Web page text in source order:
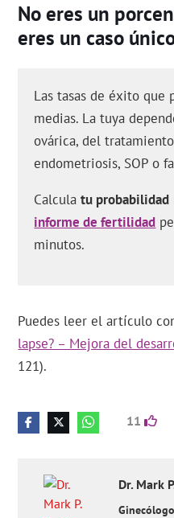
No eres un
eres un caso
Las tasas de éxito que
medias. La tuya
ovárica, del
endometriosis, SOP o
Calculatu probabilidad
informe de fertilidad
minutos.
Puedes leer el artículo
lapse? – Mejora del
121).
11
Dr. Mark
Ginecólogo